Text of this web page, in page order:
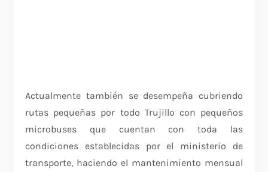
Actualmente también se desempeña cubriendo
rutas pequeñas por todo Trujillo con pequeños
microbuses que cuentan con toda las
condiciones establecidas por el ministerio de
transporte, haciendo el mantenimiento mensual